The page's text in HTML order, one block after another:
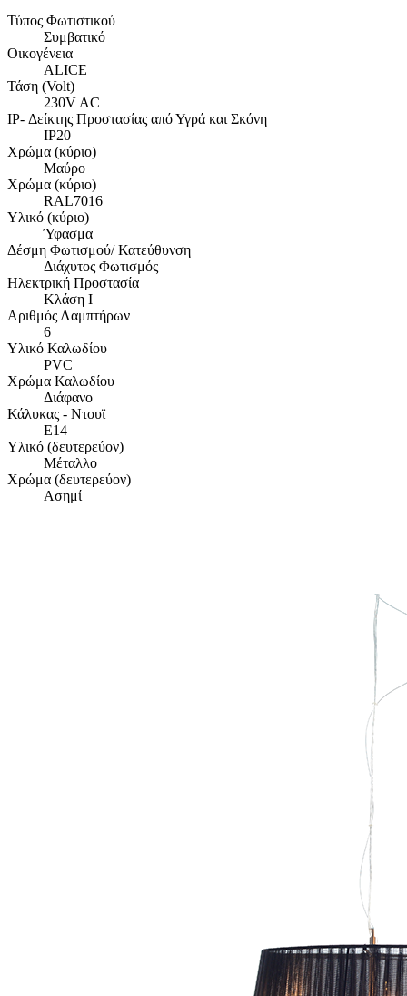
Τύπος Φωτιστικού
Συμβατικό
Οικογένεια
ALICE
Τάση (Volt)
230V AC
IP- Δείκτης Προστασίας από Υγρά και Σκόνη
IP20
Χρώμα (κύριο)
Μαύρο
Χρώμα (κύριο)
RAL7016
Υλικό (κύριο)
Ύφασμα
Δέσμη Φωτισμού/ Κατεύθυνση
Διάχυτος Φωτισμός
Ηλεκτρική Προστασία
Κλάση Ι
Αριθμός Λαμπτήρων
6
Υλικό Καλωδίου
PVC
Χρώμα Καλωδίου
Διάφανο
Κάλυκας - Ντουϊ
E14
Υλικό (δευτερεύον)
Μέταλλο
Χρώμα (δευτερεύον)
Ασημί